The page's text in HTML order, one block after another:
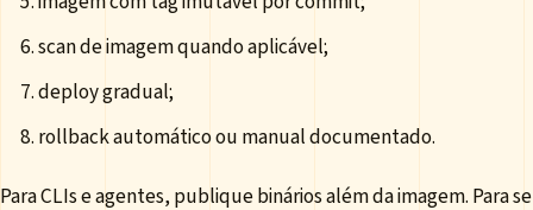
scan de imagem quando aplicável;
deploy gradual;
rollback automático ou manual documentado.
Para CLIs e agentes, publique binários além da imagem. Para